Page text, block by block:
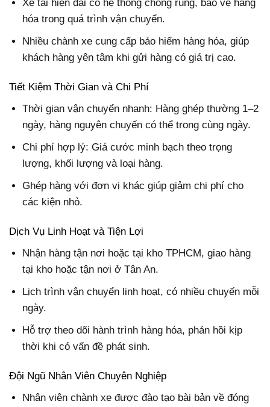
Xe tải hiện đại có hệ thống chống rung, bảo vệ hàng
hóa trong quá trình vận chuyển.
Nhiều chành xe cung cấp bảo hiểm hàng hóa, giúp
khách hàng yên tâm khi gửi hàng có giá trị cao.
Tiết Kiệm Thời Gian và Chi Phí
Thời gian vận chuyển nhanh: Hàng ghép thường 1–2
ngày, hàng nguyên chuyến có thể trong cùng ngày.
Chi phí hợp lý: Giá cước minh bạch theo trọng
lượng, khối lượng và loại hàng.
Ghép hàng với đơn vị khác giúp giảm chi phí cho
các kiện nhỏ.
Dịch Vụ Linh Hoạt và Tiện Lợi
Nhận hàng tận nơi hoặc tại kho TPHCM, giao hàng
tại kho hoặc tận nơi ở Tân An.
Lịch trình vận chuyển linh hoạt, có nhiều chuyến mỗi
ngày.
Hỗ trợ theo dõi hành trình hàng hóa, phản hồi kịp
thời khi có vấn đề phát sinh.
Đội Ngũ Nhân Viên Chuyên Nghiệp
Nhân viên chành xe được đào tạo bài bản về đóng